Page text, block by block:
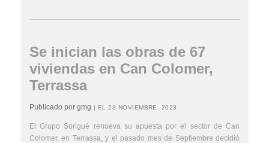
Se inician las obras de 67
viviendas en Can Colomer,
Terrassa
Publicado por gmg | EL 23 NOVIEMBRE, 2023
El Grupo Sorigué renueva su apuesta por el sector de Can
Colomer, en Terrassa, y el pasado mes de Septiembre decidió